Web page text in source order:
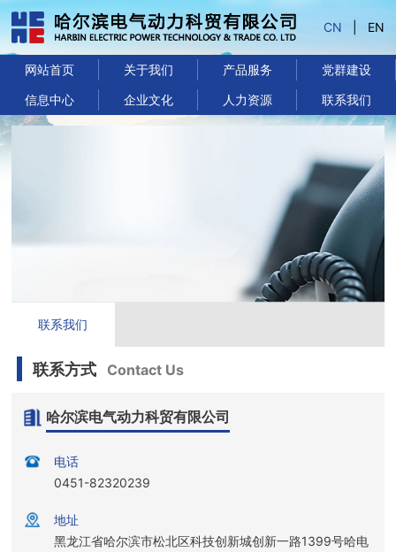
CN EN
网站首页 关于我们 产品服务
党群建设
信息中心
企业文化 人力资源 联系我们
联系我们
联系方式 Contact Us
哈尔滨电气动力科贸有限公司
电话
0451-82320239
地址
黑龙江省哈尔滨市松北区科技创新城创新一路1399号哈电